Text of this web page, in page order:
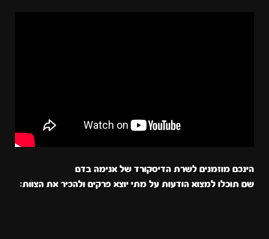
הינכם מוזמנים לשרת הדיסקורד של אנימה בדם
שם תוכלו למצוא הודעות על מתי יוצא פרקים ולהכיר את הצוות: